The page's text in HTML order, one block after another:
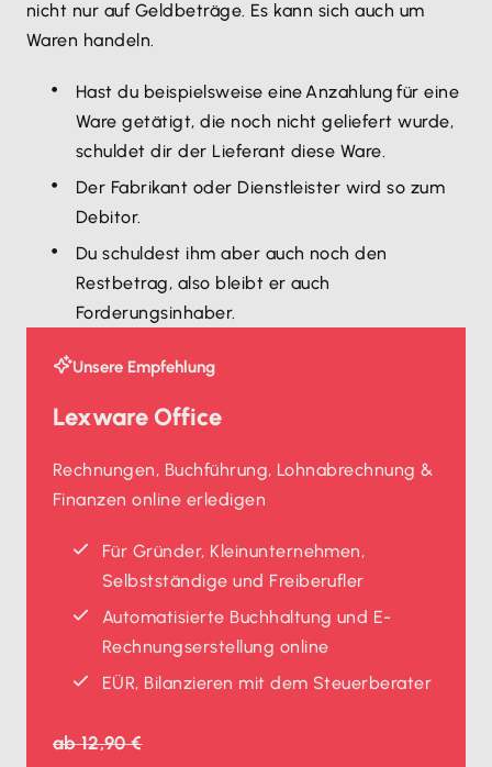
nicht nur auf Geldbeträge. Es kann sich auch um
Waren handeln.
Hast du beispielsweise eine Anzahlung für eine
Ware getätigt, die noch nicht geliefert wurde,
schuldet dir der Lieferant diese Ware.
Der Fabrikant oder Dienstleister wird so zum
Debitor.
Du schuldest ihm aber auch noch den
Restbetrag, also bleibt er auch
Forderungsinhaber.
Unsere Empfehlung
Lexware Office
Rechnungen, Buchführung, Lohnabrechnung &
Finanzen online erledigen
Für Gründer, Kleinunternehmen,
Selbstständige und Freiberufler
Automatisierte Buchhaltung und E-
Rechnungserstellung online
EÜR, Bilanzieren mit dem Steuerberater
ab12,90 €